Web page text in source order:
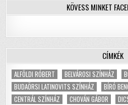
KÖVESS MINKET
CÍMKÉK
ALFÖLDI RÓBERT BELVÁROSI SZÍNHÁZ
BUDAÖRSI LATINOVITS SZÍNHÁZ
BÍRÓ
CENTRÁL SZÍNHÁZ
CHOVÁN GÁBOR